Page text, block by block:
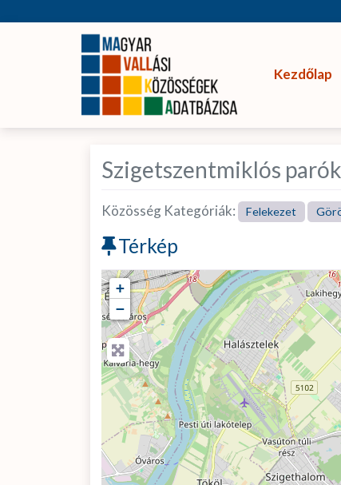
Kezdőlap
Szigetszentmiklós
Közösség Kategóriák: Felekezet
Térkép
+
−